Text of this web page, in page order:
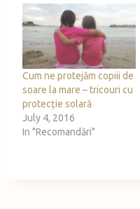
Cum ne protejăm copiii de
soare la mare – tricouri cu
protecție solară
July 4, 2016
In "Recomandări"